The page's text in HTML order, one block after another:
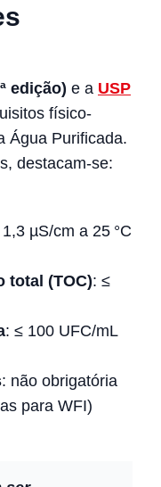
edição) e a USP
físico-
Água Purificada.
destacam-se:
µS/cm a 25 °C
total (TOC): ≤
: ≤ 100 UFC/mL
: não obrigatória
para WFI)